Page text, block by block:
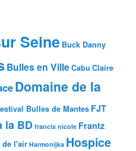
Seine Buck Danny
Bulles en VilleCabu Claire
Domaine de la
Bulles de Mantes FJT
la BD francis nicole Frantz
de l'air Harmonijka Hospice